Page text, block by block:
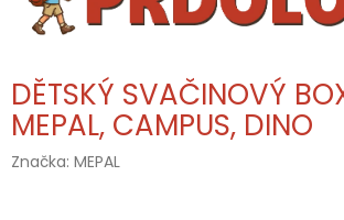
DĚTSKÝ SVAČINOVÝ
MEPAL, CAMPUS, DINO
Značka: MEPAL